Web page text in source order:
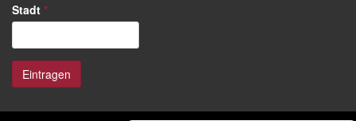
Stadt *